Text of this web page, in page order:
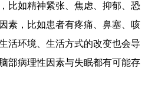
比如精神紧张、焦虑、抑郁、恐
素，比如患者有疼痛、鼻塞、咳
活环境、生活方式的改变也会导
部病理性因素与失眠都有可能存